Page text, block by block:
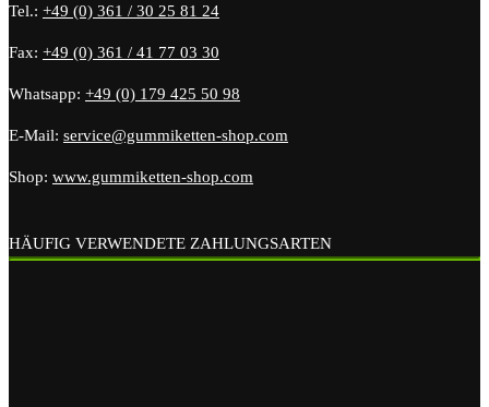
Tel.: +49 (0) 361 / 30 25 81 24
Fax: +49 (0) 361 / 41 77 03 30
Whatsapp: +49 (0) 179 425 50 98
E-Mail: service@gummiketten-shop.com
Shop: www.gummiketten-shop.com
HÄUFIG VERWENDETE ZAHLUNGSARTEN